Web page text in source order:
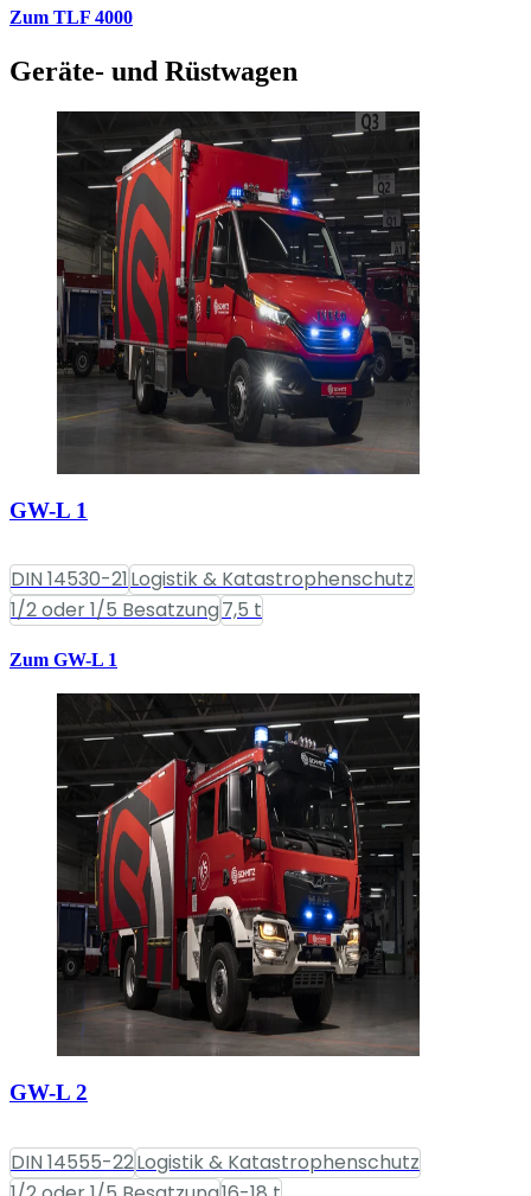
Zum TLF 4000
Geräte- und Rüstwagen
GW-L 1
DIN 14530-21Logistik & Katastrophenschutz
1/2 oder 1/5 Besatzung7,5 t
Zum GW-L 1
GW-L 2
DIN 14555-22Logistik & Katastrophenschutz